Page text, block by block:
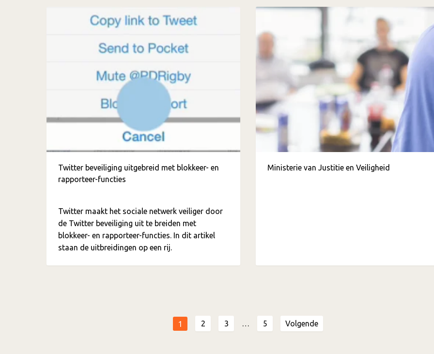
Twitter beveiliging uitgebreid met blokkeer- en
rapporteer-functies
Twitter maakt het sociale netwerk veiliger door
de Twitter beveiliging uit te breiden met
blokkeer- en rapporteer-functies. In dit artikel
staan de uitbreidingen op een rij.
Ministerie van Justitie en Veiligheid
1 2 3 … 5 Volgende